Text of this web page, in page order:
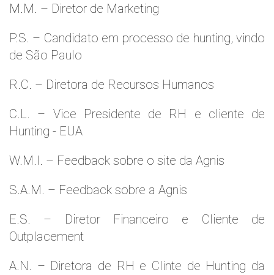
M.M. – Diretor de Marketing
P.S. – Candidato em processo de hunting, vindo
de São Paulo
R.C. – Diretora de Recursos Humanos
C.L. – Vice Presidente de RH e cliente de
Hunting - EUA
W.M.l. – Feedback sobre o site da Agnis
S.A.M. – Feedback sobre a Agnis
E.S. – Diretor Financeiro e Cliente de
Outplacement
A.N. – Diretora de RH e Clinte de Hunting da